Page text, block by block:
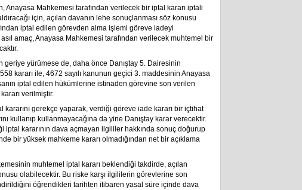
Anayasa Mahkemesi tarafından verilecek bir iptal kararı iptali
için, açılan davanın lehe sonuçlanması söz konusu
iptal edilen görevden alma işlemi göreve iadeyi
amaç, Anayasa Mahkemesi tarafından verilecek muhtemel bir
geriye yürümese de, daha önce Danıştay 5. Dairesinin
kararı ile, 4672 sa­yı­lı kanunun ge­çi­ci 3. mad­de­si­nin Anayasa
iptal edilen hükümlerine istinaden görevine son verilen
verilmiştir.
kararını gerekçe yaparak, verdiği göreve iade kararı bir içtihat
kullanıp kullanmayacağına da yine Danıştay karar verecektir.
kararının dava açmayan ilgililer hakkında sonuç doğurup
bir yüksek mahkeme kararı olmadığından net bir açıklama
muhtemel iptal kararı beklendiği takdirde, açılan
olabilecektir. Bu riske karşı ilgililerin görevlerine son
öğrendikleri tarihten itibaren yasal süre içinde dava